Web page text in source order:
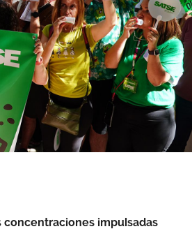
concentraciones impulsadas